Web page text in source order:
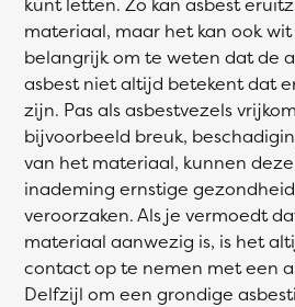
materiaal, maar het kan ook
belangrijk om te weten dat de
asbest niet altijd betekent dat
zijn. Pas als asbestvezels
bijvoorbeeld breuk,
van het materiaal, kunnen
inademing ernstige
veroorzaken. Als je vermoedt
materiaal aanwezig is, is het
contact op te nemen met een
Delfzijl om een grondige